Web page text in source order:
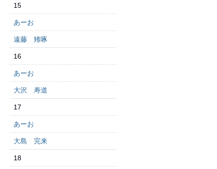
15
あーお
遠藤 雉啄
16
あーお
大沢 寿道
17
あーお
大島 完来
18